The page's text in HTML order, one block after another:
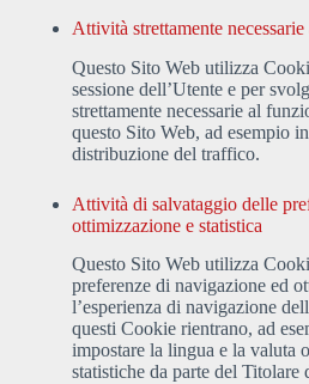
Attività strettamente
Questo Sito Web utilizza
sessione dell’Utente e per
strettamente necessarie al
questo Sito Web, ad esempio
distribuzione del traffico.
Attività di salvataggio delle
ottimizzazione e statistica
Questo Sito Web utilizza
preferenze di navigazione ed
l’esperienza di navigazione
questi Cookie rientrano, ad
impostare la lingua e la valuta
statistiche da parte del Titolare